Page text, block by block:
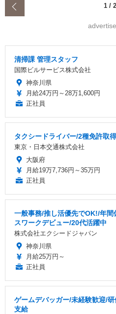
1 / 2
清掃課 管理スタッフ
国際ビルサービス株式会社
神奈川県
月給24万円～28万1,600円
正社員
タクシードライバー/2種免許取
東京・日本交通株式会社
大阪府
月給19万7,736円～35万円
正社員
一般事務/推し活優先でOK!/年
スワークデビュー/20代活躍中
株式会社エクシードジャパン
神奈川県
月給25万円～
正社員
ゲームデバッガー/未経験歓迎/
支給